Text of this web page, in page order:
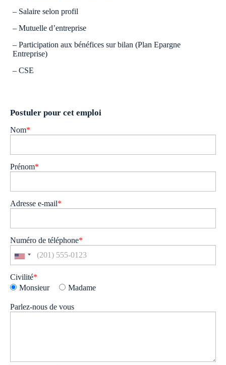
– Salaire selon profil
– Mutuelle d’entreprise
– Participation aux bénéfices sur bilan (Plan Epargne
Entreprise)
– CSE
Postuler pour cet emploi
Nom*
Prénom*
Adresse e-mail*
Numéro de téléphone*
Civilité*
Monsieur
Madame
Parlez-nous de vous